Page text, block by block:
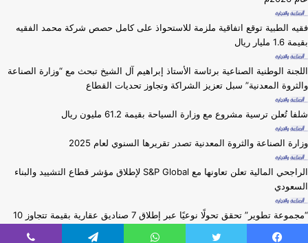
فقيه الطبية توقع اتفاقية ملزمة للاستحواذ على كامل حصص شركة محمد الفقيه
بقيمة 1.6 مليار ريال
اللجنة الوطنية الصناعية برئاسة الأستاذ إبراهيم آل الشيخ تبحث مع “وزارة الصناعة
والثروة المعدنية” سبل تعزيز الشراكة وتجاوز تحديات القطاع
شلفا تُعلن ترسية مشروع مع وزارة السياحة بقيمة 61.2 مليون ريال
وزارة ⁧الصناعة والثروة المعدنية⁩ تصدر تقريرها السنوي لعام 2025
الراجحي المالية تعلن تعاونها مع S&P Global لإطلاق مؤشر قطاع التشييد والبناء
السعودي
“مجموعة تطوير” تحقق تحولًا نوعيًا عبر إطلاق 7 صناديق عقارية بقيمة تتجاوز 10